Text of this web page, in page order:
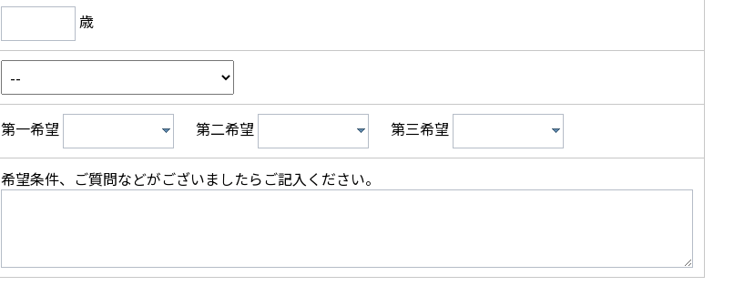
歳
第一希望 第二希望 第三希望
希望条件、ご質問などがございましたらご記入ください。